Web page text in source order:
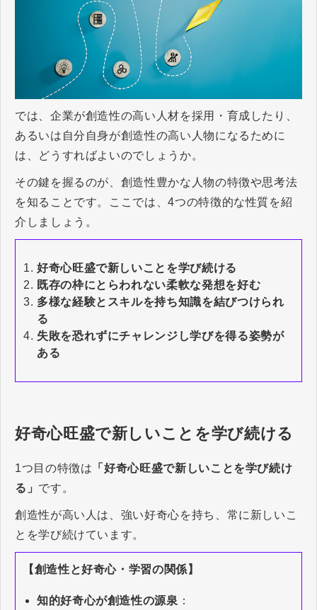
では、企業が創造性の高い人材を採用・育成したり、
あるいは自分自身が創造性の高い人物になるために
は、どうすればよいのでしょうか。
その鍵を握るのが、創造性豊かな人物の特徴や思考法
を知ることです。ここでは、4つの特徴的な性質を紹
介しましょう。
好奇心旺盛で新しいことを学び続ける
既存の枠にとらわれない柔軟な発想を好む
多様な経験とスキルを持ち知識を結びつけられ
る
失敗を恐れずにチャレンジし学びを得る姿勢が
ある
好奇心旺盛で新しいことを学び続ける
1つ目の特徴は 「好奇心旺盛で新しいことを学び続け
る」 です。
創造性が高い人は、強い好奇心を持ち、常に新しいこ
とを学び続けています。
【創造性と好奇心・学習の関係】
知的好奇心が創造性の源泉 ：